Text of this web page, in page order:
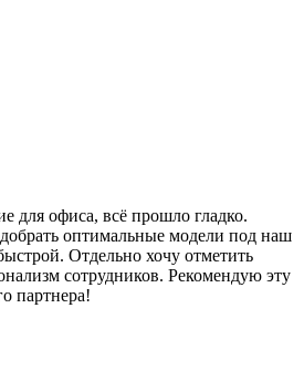
для офиса, всё прошло гладко.
оптимальные модели под наш
Отдельно хочу отметить
сотрудников. Рекомендую эту
партнера!